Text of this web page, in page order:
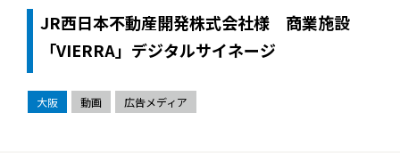
JR西日本不動産開発株式会社様 商業施設
「VIERRA」デジタルサイネージ
大阪 動画 広告メディア